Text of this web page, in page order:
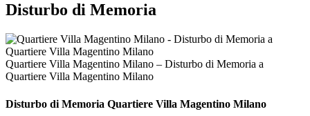
Disturbo di Memoria
Quartiere Villa Magentino Milano – Disturbo di Memoria a
Quartiere Villa Magentino Milano
Disturbo di Memoria Quartiere Villa Magentino Milano